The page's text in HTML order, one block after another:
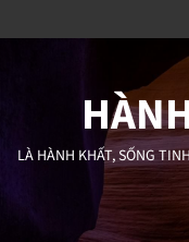
to
LÀ HÀNH KHẤT, SỐNG